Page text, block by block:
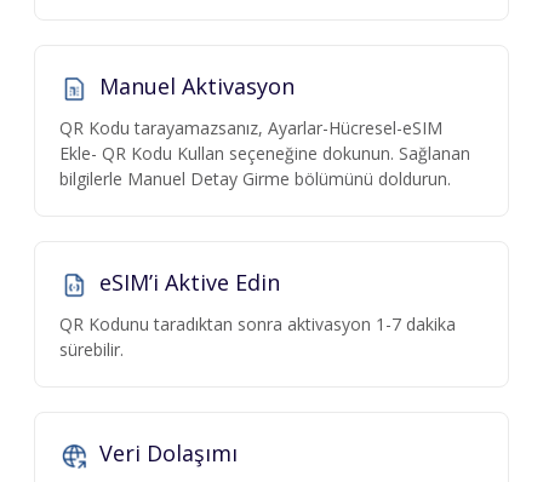
Manuel Aktivasyon
QR Kodu tarayamazsanız, Ayarlar-Hücresel-eSIM
Ekle- QR Kodu Kullan seçeneğine dokunun. Sağlanan
bilgilerle Manuel Detay Girme bölümünü doldurun.
eSIM’i Aktive Edin
QR Kodunu taradıktan sonra aktivasyon 1-7 dakika
sürebilir.
Veri Dolaşımı